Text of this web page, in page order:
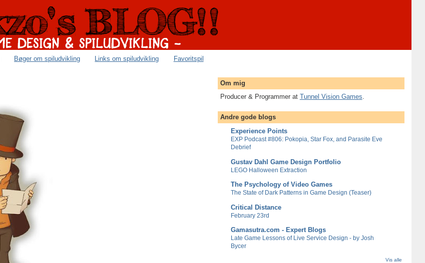
Bøger om spiludvikling Links om spiludvikling Favoritspil
Om mig
Producer & Programmer at Tunnel Vision Games
Andre gode blogs
Experience Points
EXP Podcast #806: Pokopia, Star Fox, and Parasite Eve
Debrief
Gustav Dahl Game Design Portfolio
LEGO Halloween Extraction
The Psychology of Video Games
The State of Dark Patterns in Game Design (Teaser)
Critical Distance
February 23rd
Gamasutra.com - Expert Blogs
Late Game Lessons of Live Service Design - by Josh
Bycer
Vis alle